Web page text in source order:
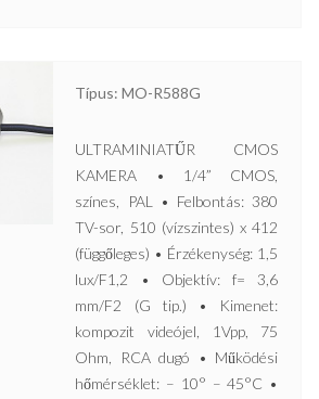
Típus: MO-R588G
ULTRAMINIATŰR CMOS
KAMERA • 1/4” CMOS,
színes, PAL • Felbontás: 380
TV-sor, 510 (vízszintes) x 412
(függőleges) • Érzékenység: 1,5
lux/F1,2 • Objektív: f= 3,6
mm/F2 (G tip.) • Kimenet:
kompozit videójel, 1Vpp, 75
Ohm, RCA dugó • Működési
hőmérséklet: – 10° – 45°C •